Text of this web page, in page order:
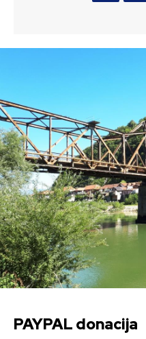
PAYPAL donacija